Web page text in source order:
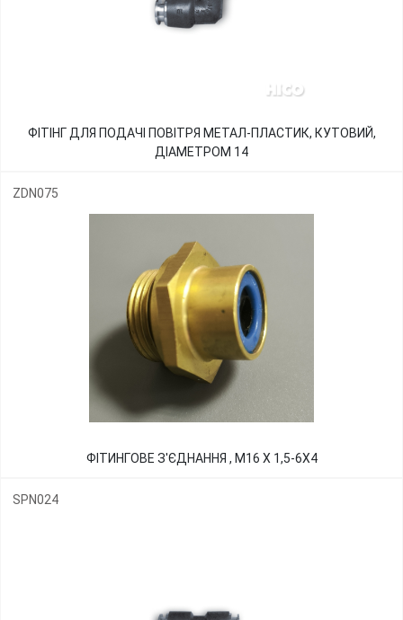
ФІТІНГ ДЛЯ ПОДАЧІ ПОВІТРЯ МЕТАЛ-ПЛАСТИК, КУТОВИЙ,
ДІАМЕТРОМ 14
ZDN075
ФІТИНГОВЕ З'ЄДНАННЯ , М16 Х 1,5-6Х4
SPN024